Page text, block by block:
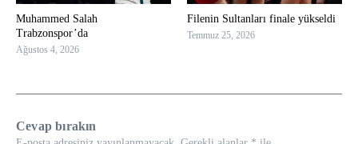
Muhammed Salah
Trabzonspor’da
Ağustos 4, 2026
Filenin Sultanları finale yükseldi
Temmuz 25, 2026
Cevap bırakın